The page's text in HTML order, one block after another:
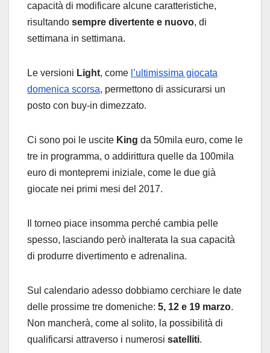
capacità di modificare alcune caratteristiche,
risultando sempre divertente e nuovo, di
settimana in settimana.
Le versioni Light, come l’ultimissima giocata
domenica scorsa, permettono di assicurarsi un
posto con buy-in dimezzato.
Ci sono poi le uscite King da 50mila euro, come le
tre in programma, o addirittura quelle da 100mila
euro di montepremi iniziale, come le due già
giocate nei primi mesi del 2017.
Il torneo piace insomma perché cambia pelle
spesso, lasciando però inalterata la sua capacità
di produrre divertimento e adrenalina.
Sul calendario adesso dobbiamo cerchiare le date
delle prossime tre domeniche: 5, 12 e 19 marzo.
Non mancherà, come al solito, la possibilità di
qualificarsi attraverso i numerosi satelliti.